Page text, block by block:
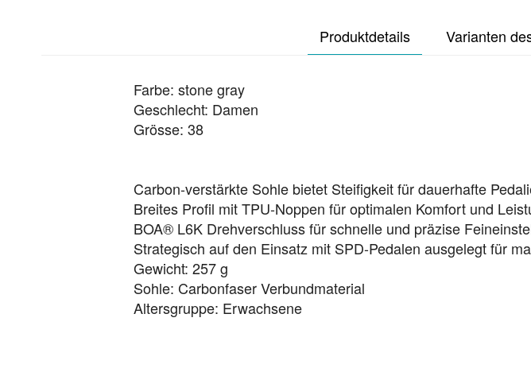
Produktdetails Varianten
Farbe: stone gray
Geschlecht: Damen
Grösse: 38
Carbon-verstärkte Sohle bietet Steifigkeit für dauerhafte
Breites Profil mit TPU-Noppen für optimalen Komfort und
BOA® L6K Drehverschluss für schnelle und präzise
Strategisch auf den Einsatz mit SPD-Pedalen ausgelegt für
Gewicht: 257 g
Sohle: Carbonfaser Verbundmaterial
Altersgruppe: Erwachsene